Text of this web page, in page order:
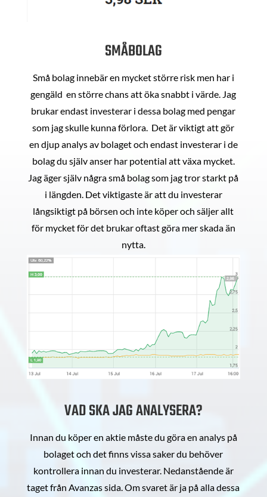
SMÅBOLAG
Små bolag innebär en mycket större risk men har i
gengäld en större chans att öka snabbt i värde. Jag
brukar endast investerar i dessa bolag med pengar
som jag skulle kunna förlora. Det är viktigt att gör
en djup analys av bolaget och endast investerar i de
bolag du själv anser har potential att växa mycket.
Jag äger själv några små bolag som jag tror starkt på
i längden. Det viktigaste är att du investerar
långsiktigt på börsen och inte köper och säljer allt
för mycket för det brukar oftast göra mer skada än
nytta.
VAD SKA JAG ANALYSERA?
Innan du köper en aktie måste du göra en analys på
bolaget och det finns vissa saker du behöver
kontrollera innan du investerar. Nedanstående är
taget från Avanzas sida. Om svaret är ja på alla dessa